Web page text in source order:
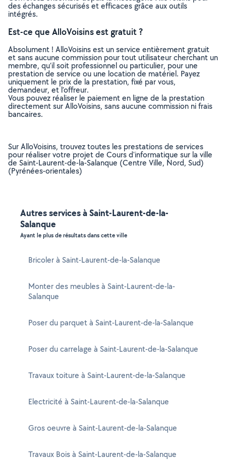
des échanges sécurisés et efficaces grâce aux outils
intégrés.
Est-ce que AlloVoisins est gratuit ?
Absolument ! AlloVoisins est un service entièrement gratuit
et sans aucune commission pour tout utilisateur cherchant un
membre, qu’il soit professionnel ou particulier, pour une
prestation de service ou une location de matériel. Payez
uniquement le prix de la prestation, fixé par vous,
demandeur, et l’offreur.
Vous pouvez réaliser le paiement en ligne de la prestation
directement sur AlloVoisins, sans aucune commission ni frais
bancaires.
Sur AlloVoisins, trouvez toutes les prestations de services
pour réaliser votre projet de Cours d'informatique sur la ville
de Saint-Laurent-de-la-Salanque (Centre Ville, Nord, Sud)
(Pyrénées-orientales)
Autres services à Saint-Laurent-de-la-
Salanque
Ayant le plus de résultats dans cette ville
Bricoler à Saint-Laurent-de-la-Salanque
Monter des meubles à Saint-Laurent-de-la-
Salanque
Poser du parquet à Saint-Laurent-de-la-Salanque
Poser du carrelage à Saint-Laurent-de-la-Salanque
Travaux toiture à Saint-Laurent-de-la-Salanque
Electricité à Saint-Laurent-de-la-Salanque
Gros oeuvre à Saint-Laurent-de-la-Salanque
Travaux Bois à Saint-Laurent-de-la-Salanque